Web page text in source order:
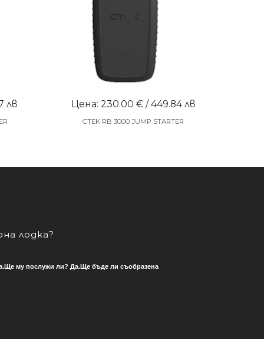
лв Цена: 230.00 € / 449.84 лв
CTEK RB 3000 JUMP STARTER
лодка?
му послужи ли? Да.Ще бъде ли съобразена